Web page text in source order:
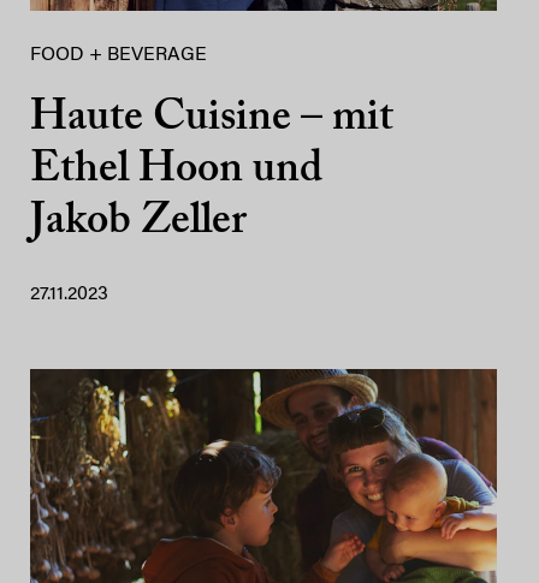
FOOD + BEVERAGE
Haute Cuisine – mit
Ethel Hoon und
Jakob Zeller
27.11.2023